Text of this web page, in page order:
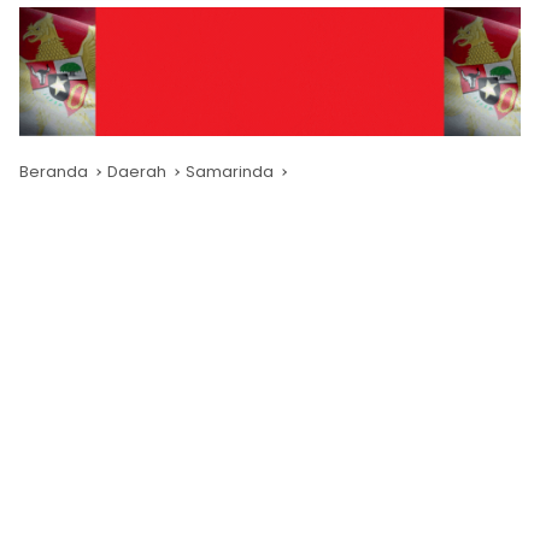
Beranda Daerah Samarinda